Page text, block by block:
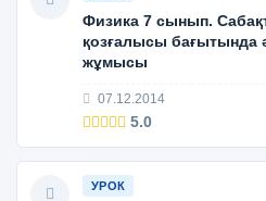
Физика 7 сынып.
қозғалысы бағытында
жұмысы
07.12.2014
5.0
УРОК